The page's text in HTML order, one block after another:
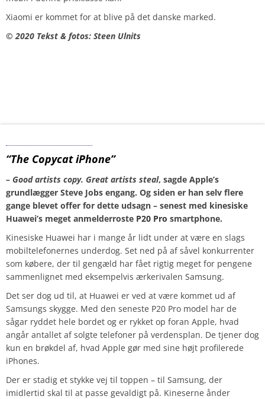
Xiaomi er kommet for at blive på det danske marked.
© 2020 Tekst & fotos: Steen Ulnits
“The Copycat iPhone”
– Good artists copy. Great artists steal, sagde Apple’s
grundlægger Steve Jobs engang. Og siden er han selv flere
gange blevet offer for dette udsagn – senest med kinesiske
Huawei’s meget anmelderroste P20 Pro smartphone.
Kinesiske Huawei har i mange år lidt under at være en slags
mobiltelefonernes underdog. Set ned på af såvel konkurrenter
som købere, der til gengæld har fået rigtig meget for pengene
sammenlignet med eksempelvis ærkerivalen Samsung.
Det ser dog ud til, at Huawei er ved at være kommet ud af
Samsungs skygge. Med den seneste P20 Pro model har de
sågar ryddet hele bordet og er rykket op foran Apple, hvad
angår antallet af solgte telefoner på verdensplan. De tjener dog
kun en brøkdel af, hvad Apple gør med sine højt profilerede
iPhones.
Der er stadig et stykke vej til toppen – til Samsung, der
imidlertid skal til at passe gevaldigt på. Kineserne ånder